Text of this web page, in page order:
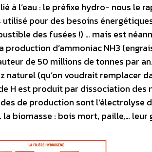
l’eau : le préfixe hydro- nous le
utilisé pour des besoins
des fusées !) … mais est
d’ammoniac NH3
de 50 millions de tonnes par
naturel (qu’on voudrait remplacer
H est produit par dissociation des
de production sont l’électrolyse
biomasse : bois mort, paille,… leur